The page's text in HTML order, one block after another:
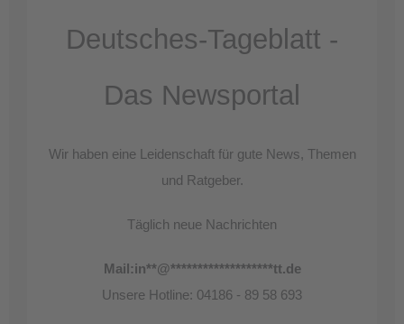
Deutsches-Tageblatt -
Das Newsportal
Wir haben eine Leidenschaft für gute News, Themen
und Ratgeber.
Täglich neue Nachrichten
Mail:in**@*******************tt.de
Unsere Hotline: 04186 - 89 58 693